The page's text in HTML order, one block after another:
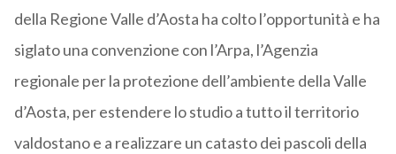
della Regione Valle d’Aosta ha colto l’opportunità e ha
siglato una convenzione con l’Arpa, l’Agenzia
regionale per la protezione dell’ambiente della Valle
d’Aosta, per estendere lo studio a tutto il territorio
valdostano e a realizzare un catasto dei pascoli della